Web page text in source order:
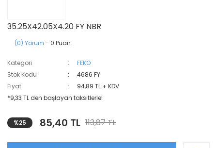
35.25X42.05X4.20 FY NBR
(0) Yorum - 0 Puan
Kategori
FEKO
Stok Kodu
4686 FY
Fiyat
94,89 TL + KDV
*9,33 TL den başlayan taksitlerle!
%25 85,40 TL 113,87 TL